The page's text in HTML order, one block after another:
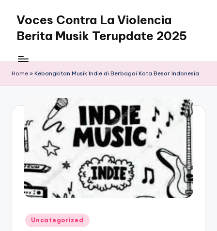
content
Voces Contra La Violencia
Berita Musik Terupdate 2025
Home » Kebangkitan Musik Indie di Berbagai Kota Besar Indonesia
Posted
in
Uncategorized